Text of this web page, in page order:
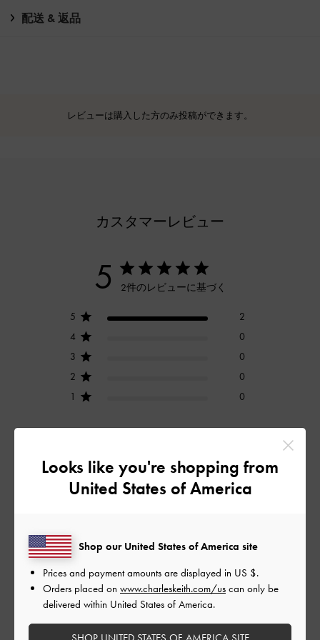
配送 & 返品
レビューは購入した方のみ投稿ができます。
カスタマーレビュー
5 2件のレビューに基づく
5
2
4
0
3
0
2
0
1
0
とてもよかった
品質
とてもよかった
Looks like you're shopping from
United States of America
Shop our United States of America site
Prices and payment amounts are displayed in US $.
Orders placed on www.charleskeith.com/us can only be
delivered within United States of America.